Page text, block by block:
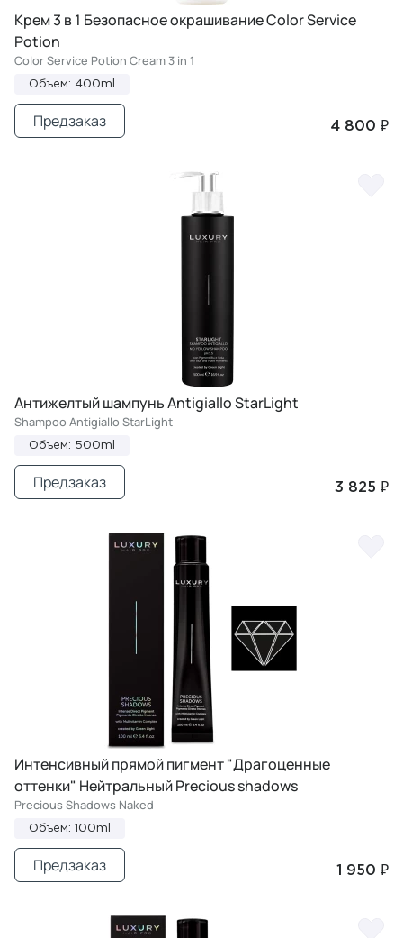
Крем 3 в 1 Безопасное окрашивание Color Service
Potion
Color Service Potion Cream 3 in 1
Объем: 400ml
4 800 ₽
Предзаказ
Антижелтый шампунь Antigiallo StarLight
Shampoo Antigiallo StarLight
Объем: 500ml
3 825 ₽
Предзаказ
Интенсивный прямой пигмент "Драгоценные
оттенки" Нейтральный Precious shadows
Precious Shadows Naked
Объем: 100ml
1 950 ₽
Предзаказ